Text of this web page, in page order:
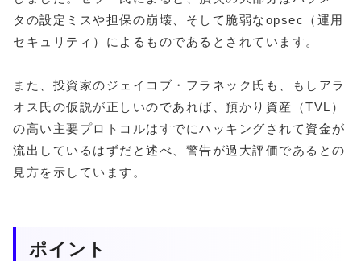
タの設定ミスや担保の崩壊、そして脆弱なopsec（運用
セキュリティ）によるものであるとされています。
また、投資家のジェイコブ・フラネック氏も、もしアラ
オス氏の仮説が正しいのであれば、預かり資産（TVL）
の高い主要プロトコルはすでにハッキングされて資金が
流出しているはずだと述べ、警告が過大評価であるとの
見方を示しています。
ポイント